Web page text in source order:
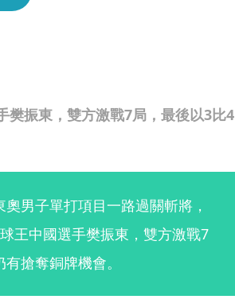
樊振東，雙方激戰7局，最後以3比4
男子單打項目一路過關斬將，
王中國選手樊振東，雙方激戰7
搶奪銅牌機會。